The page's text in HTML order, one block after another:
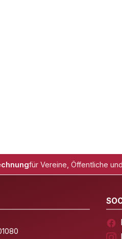
für Vereine, Öffentliche